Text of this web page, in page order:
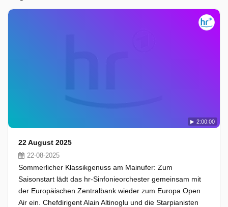
2:00:00
22 August 2025
22-08-2025
Sommerlicher Klassikgenuss am Mainufer: Zum
Saisonstart lädt das hr-Sinfonieorchester gemeinsam mit
der Europäischen Zentralbank wieder zum Europa Open
Air ein. Chefdirigent Alain Altinoglu und die Starpianisten